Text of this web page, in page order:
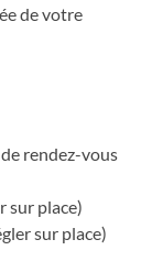
de votre
rendez-vous
sur place)
sur place)